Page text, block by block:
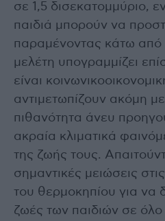
σε 1,5 δισεκατομμύριο,
παιδιά μπορούν να
παραμένοντας κάτω από
μελέτη υπογραμμίζει
είναι
αντιμετωπίζουν ακόμη
πιθανότητα άνευ
ακραία κλιματικά
της ζωής τους.
σημαντικές μειώσεις
του θερμοκηπίου για να
ζωές των παιδιών σε